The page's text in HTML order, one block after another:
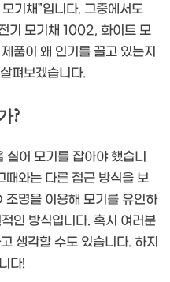
기채”입니다. 그중에서도
기 모기채 1002, 화이트 모
품이 왜 인기를 끌고 있는지
펴보겠습니다.
?
실어 모기를 잡아야 했습니
와는 다른 접근 방식을 보
명을 이용해 모기를 유인하
인 방식입니다. 혹시 여러분
생각할 수도 있습니다. 하지
다!